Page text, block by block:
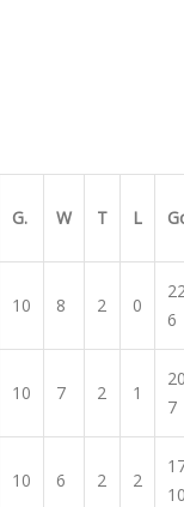
G. W T L
10 8 2 0
6
10 7 2 1
7
10 6 2 2